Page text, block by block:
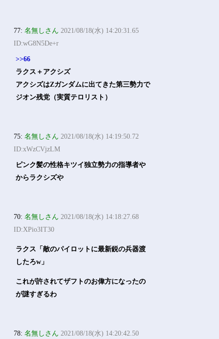
77:名無しさん 2021/08/18(水) 14:20:31.65
ID:wG8N5De+r
>>66
ラクス＋アクシズ
アクシズはΖガンダムに出てきた第三勢力で
ジオン残党（実質テロリスト）
75:名無しさん 2021/08/18(水) 14:19:50.72
ID:xWzCVjzLM
ピンク髪の性格キツイ独立勢力の指導者や
からラクシズや
70:名無しさん 2021/08/18(水) 14:18:27.68
ID:XPio3IT30
ラクス「敵のパイロットに最新鋭の兵器渡
したろw」
これが許されてザフトのお偉方になったの
が謎すぎるわ
78:名無しさん 2021/08/18(水) 14:20:42.50